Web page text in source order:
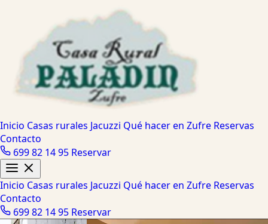
Inicio Casas rurales Jacuzzi Qué hacer en Zufre Reservas
Contacto
699 82 14 95 Reservar
Inicio Casas rurales Jacuzzi Qué hacer en Zufre Reservas
Contacto
699 82 14 95 Reservar